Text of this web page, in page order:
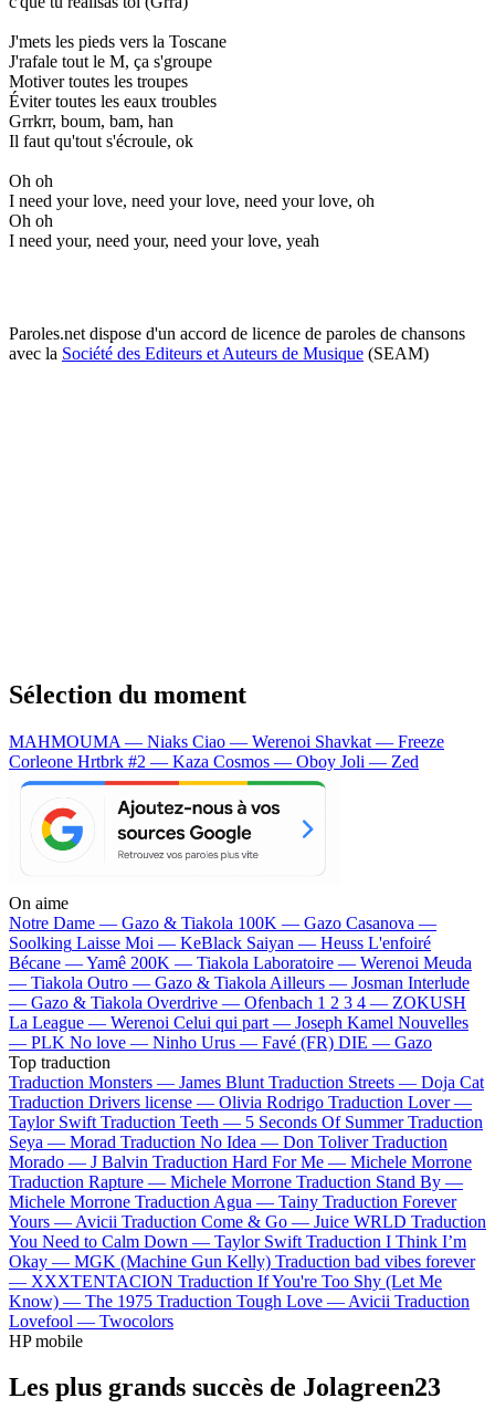
J'mets les pieds vers la Toscane
J'rafale tout le M, ça s'groupe
Motiver toutes les troupes
Éviter toutes les eaux troubles
Grrkrr, boum, bam, han
Il faut qu'tout s'écroule, ok
Oh oh
I need your love, need your love, need your love, oh
Oh oh
I need your, need your, need your love, yeah
Paroles.net dispose d'un accord de licence de paroles de chansons
avec la Société des Editeurs et Auteurs de Musique (SEAM)
Sélection du moment
MAHMOUMA — Niaks Ciao — Werenoi Shavkat — Freeze
Corleone Hrtbrk #2 — Kaza Cosmos — Oboy Joli — Zed
On aime
Notre Dame — Gazo & Tiakola 100K — Gazo Casanova —
Soolking Laisse Moi — KeBlack Saiyan — Heuss L'enfoiré
Bécane —Yamê 200K — Tiakola Laboratoire — Werenoi Meuda
— Tiakola Outro — Gazo & Tiakola Ailleurs — Josman Interlude
— Gazo & Tiakola Overdrive — Ofenbach 1 2 3 4 — ZOKUSH
La League — Werenoi Celui qui part — Joseph Kamel Nouvelles
— PLK No love — Ninho Urus — Favé (FR) DIE — Gazo
Top traduction
Traduction Monsters — James Blunt Traduction Streets — Doja Cat
Traduction Drivers license — Olivia Rodrigo Traduction Lover —
Taylor Swift Traduction Teeth — 5 Seconds Of Summer Traduction
Seya — Morad Traduction No Idea — Don Toliver Traduction
Morado — J Balvin Traduction Hard For Me — Michele Morrone
Traduction Rapture — Michele Morrone Traduction Stand By —
Michele Morrone Traduction Agua — Tainy Traduction Forever
Yours — Avicii Traduction Come & Go — Juice WRLD Traduction
You Need to Calm Down — Taylor Swift Traduction I Think I’m
Okay — MGK (Machine Gun Kelly) Traduction bad vibes forever
— XXXTENTACION Traduction If You're Too Shy (Let Me
Know) — The 1975 Traduction Tough Love — Avicii Traduction
Lovefool — Twocolors
HP mobile
Les plus grands succès de Jolagreen23